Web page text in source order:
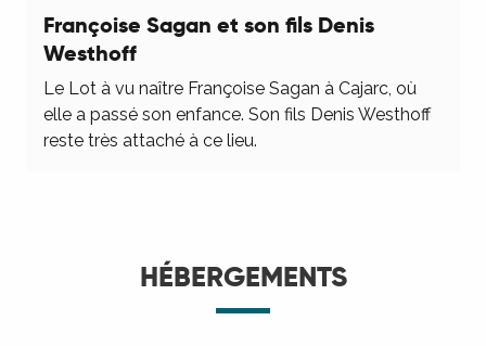
Françoise Sagan et son fils Denis
Westhoff
Le Lot à vu naître Françoise Sagan à Cajarc, où
elle a passé son enfance. Son fils Denis Westhoff
reste très attaché à ce lieu.
HÉBERGEMENTS